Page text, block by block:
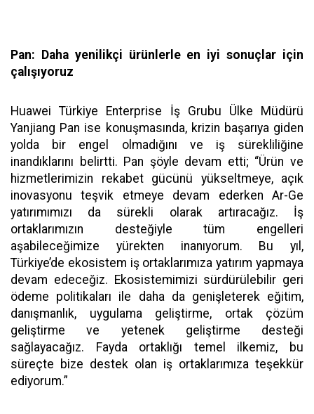
Pan: Daha yenilikçi ürünlerle en iyi sonuçlar için
çalışıyoruz
Huawei Türkiye Enterprise İş Grubu Ülke Müdürü
Yanjiang Pan ise konuşmasında, krizin başarıya giden
yolda bir engel olmadığını ve iş sürekliliğine
inandıklarını belirtti. Pan şöyle devam etti; “Ürün ve
hizmetlerimizin rekabet gücünü yükseltmeye, açık
inovasyonu teşvik etmeye devam ederken Ar-Ge
yatırımımızı da sürekli olarak artıracağız. İş
ortaklarımızın desteğiyle tüm engelleri
aşabileceğimize yürekten inanıyorum. Bu yıl,
Türkiye’de ekosistem iş ortaklarımıza yatırım yapmaya
devam edeceğiz. Ekosistemimizi sürdürülebilir geri
ödeme politikaları ile daha da genişleterek eğitim,
danışmanlık, uygulama geliştirme, ortak çözüm
geliştirme ve yetenek geliştirme desteği
sağlayacağız. Fayda ortaklığı temel ilkemiz, bu
süreçte bize destek olan iş ortaklarımıza teşekkür
ediyorum.”